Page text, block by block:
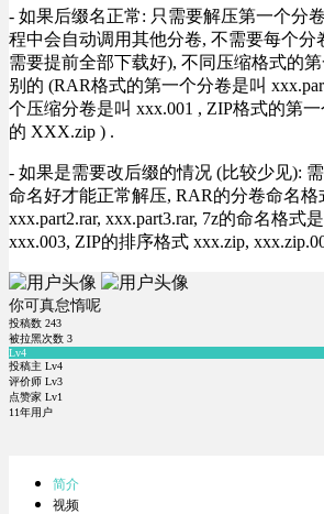
- 如果后缀名正常: 只需要解压第一个分
程中会自动调用其他分卷, 不需要每个分
需要提前全部下载好), 不同压缩格式的
别的 (RAR格式的第一个分卷是叫
个压缩分卷是叫 xxx.001 , ZIP格式的第
的 XXX.zip ) .
- 如果是需要改后缀的情况 (比较少见):
命名好才能正常解压, RAR的分卷命名格
xxx.part2.rar, xxx.part3.rar, 7z的命名格式
xxx.003, ZIP的排序格式 xxx.zip,
你可真怠惰呢
投稿数 243
被拉黑次数 3
Lv4
投稿主 Lv4
评价师 Lv3
点赞家 Lv1
11年用户
简介
视频